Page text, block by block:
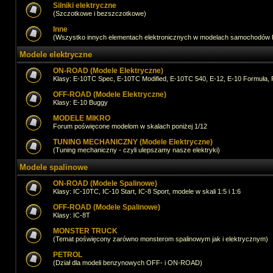
Silniki elektryczne
(Szczotkowe i bezszczotkowe)
Inne
(Wszystko innych elementach elektronicznych w modelach samochodów
Modele elektryczne
ON-ROAD (Modele Elektryczne)
Klasy: E-10TC Spec, E-10TC Modified, E-10TC 540, E-12, E-10 Formuła,
OFF-ROAD (Modele Elektryczne)
Klasy: E-10 Buggy
MODELE MIKRO
Forum poświęcone modelom w skalach poniżej 1/12
TUNING MECHANICZNY (Modele Elektryczne)
(Tuning mechaniczny - czyli ulepszamy nasze elektryki)
Modele spalinowe
ON-ROAD (Modele Spalinowe)
Klasy: IC-10TC, IC-10 Start, IC-8 Sport, modele w skali 1:5 i 1:6
OFF-ROAD (Modele Spalinowe)
Klasy: IC-8T
MONSTER TRUCK
(Temat poświęcony zarówno monsterom spalinowym jak i elektrycznym)
PETROL
(Dział dla modeli benzynowych OFF- i ON-ROAD)